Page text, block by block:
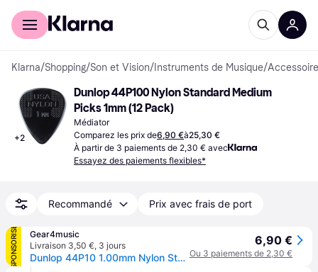
Acheter avec Klarna
Klarna/Shopping/Son et Vision/ Instruments de Musique/
+2
Dunlop 44P100 Nylon Standard Medium
Picks 1mm (12 Pack)
Médiator
Comparez les prix de6,90 €à25,30 €
À partir de 3 paiements de 2,30 € avec
Essayez des paiements flexibles*
Recommandé Prix avec frais de port
SPONSORISÉ
Gear4music
Livraison 3,50 €, 3 jours
Dunlop 44P10 1.00mm Nylon Standard Pick Black Players Pack of 12
6,90 €
Ou 3 paiements de 2,30 €